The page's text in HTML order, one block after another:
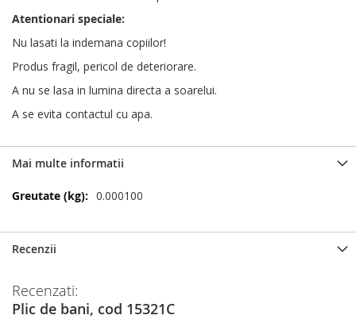
Atentionari speciale:
Nu lasati la indemana copiilor!
Produs fragil, pericol de deteriorare.
A nu se lasa in lumina directa a soarelui.
A se evita contactul cu apa.
Mai multe informatii
Mai
0.000100
Recenzii
Recenzati:
Plic de bani, cod 15321C